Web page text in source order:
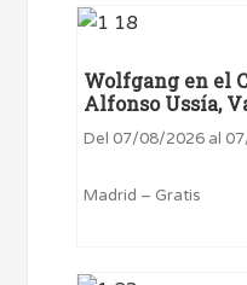
Wolfgang en el
Alfonso Ussía,
Del 07/08/2026 al
Madrid – Gratis